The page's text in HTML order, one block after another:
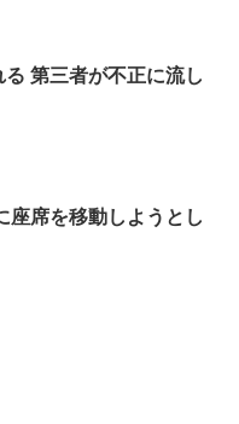
第三者が不正に流し
座席を移動しようとし